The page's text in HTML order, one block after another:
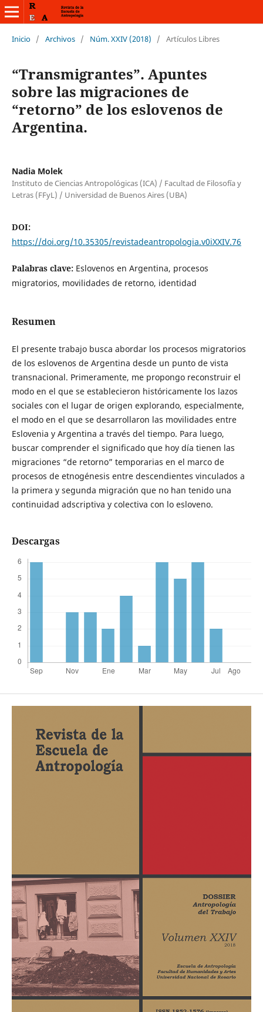
Inicio / Archivos / Núm. XXIV (2018) / Artículos Libres
“Transmigrantes”. Apuntes
sobre las migraciones de
“retorno” de los eslovenos de
Argentina.
Nadia Molek
Instituto de Ciencias Antropológicas (ICA) / Facultad de Filosofía y
Letras (FFyL) / Universidad de Buenos Aires (UBA)
DOI:
https://doi.org/10.35305/revistadeantropologia.v0iXXIV.76
Palabras clave: Eslovenos en Argentina, procesos
migratorios, movilidades de retorno, identidad
Resumen
El presente trabajo busca abordar los procesos migratorios
de los eslovenos de Argentina desde un punto de vista
transnacional. Primeramente, me propongo reconstruir el
modo en el que se establecieron históricamente los lazos
sociales con el lugar de origen explorando, especialmente,
el modo en el que se desarrollaron las movilidades entre
Eslovenia y Argentina a través del tiempo. Para luego,
buscar comprender el significado que hoy día tienen las
migraciones “de retorno” temporarias en el marco de
procesos de etnogénesis entre descendientes vinculados a
la primera y segunda migración que no han tenido una
continuidad adscriptiva y colectiva con lo esloveno.
Descargas